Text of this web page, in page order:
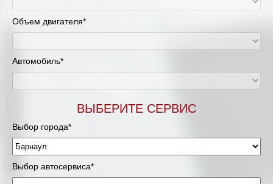
Объем двигателя*
Автомобиль*
ВЫБЕРИТЕ СЕРВИС
Выбор города*
Выбор автосервиса*